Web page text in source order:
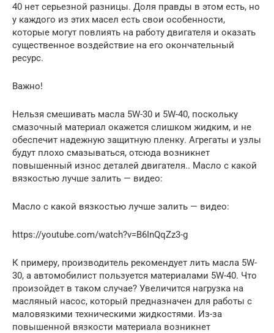
40 нет серьезной разницы. Доля правды в этом есть, но
у каждого из этих масел есть свои особенности,
которые могут повлиять на работу двигателя и оказать
существенное воздействие на его окончательный
ресурс.
Важно!
Нельзя смешивать масла 5W-30 и 5W-40, поскольку
смазочный материал окажется слишком жидким, и не
обеспечит надежную защитную пленку. Агрегаты и узлы
будут плохо смазываться, отсюда возникнет
повышенный износ деталей двигателя.. Масло с какой
вязкостью лучше залить — видео:
Масло с какой вязкостью лучше залить — видео:
https://youtube.com/watch?v=B6InQqZz3-g
К примеру, производитель рекомендует лить масла 5W-
30, а автомобилист пользуется материалами 5W-40. Что
произойдет в таком случае? Увеличится нагрузка на
масляный насос, который предназначен для работы с
маловязкими техническими жидкостями. Из-за
повышенной вязкости материала возникнет